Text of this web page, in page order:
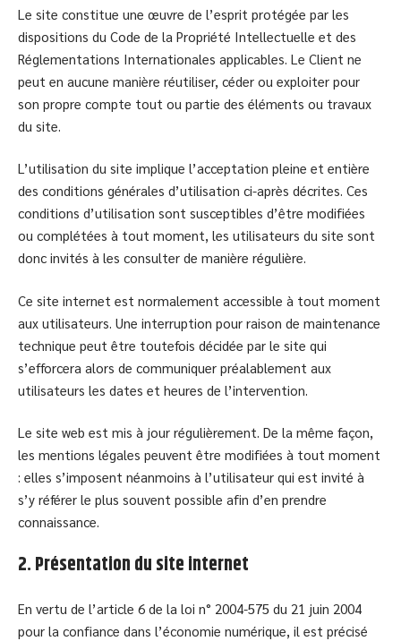
Le site constitue une œuvre de l’esprit protégée par les
dispositions du Code de la Propriété Intellectuelle et des
Réglementations Internationales applicables. Le Client ne
peut en aucune manière réutiliser, céder ou exploiter pour
son propre compte tout ou partie des éléments ou travaux
du site.
L’utilisation du site implique l’acceptation pleine et entière
des conditions générales d’utilisation ci-après décrites. Ces
conditions d’utilisation sont susceptibles d’être modifiées
ou complétées à tout moment, les utilisateurs du site sont
donc invités à les consulter de manière régulière.
Ce site internet est normalement accessible à tout moment
aux utilisateurs. Une interruption pour raison de maintenance
technique peut être toutefois décidée par le site qui
s’efforcera alors de communiquer préalablement aux
utilisateurs les dates et heures de l’intervention.
Le site web est mis à jour régulièrement. De la même façon,
les mentions légales peuvent être modifiées à tout moment
: elles s’imposent néanmoins à l’utilisateur qui est invité à
s’y référer le plus souvent possible afin d’en prendre
connaissance.
2. Présentation du site internet
En vertu de l’article 6 de la loi n° 2004-575 du 21 juin 2004
pour la confiance dans l’économie numérique, il est précisé